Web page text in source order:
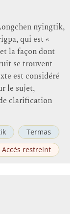
nyingtik,
qui est «
la façon dont
se trouvent
est considéré
le sujet,
clarification
Termas
Accès restreint